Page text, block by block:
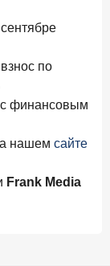
по
с финансовым
нашем сайте
Frank Media